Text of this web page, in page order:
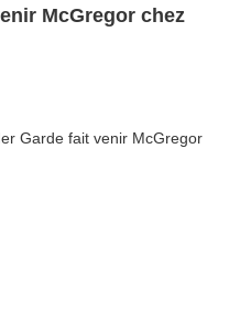
McGregor chez